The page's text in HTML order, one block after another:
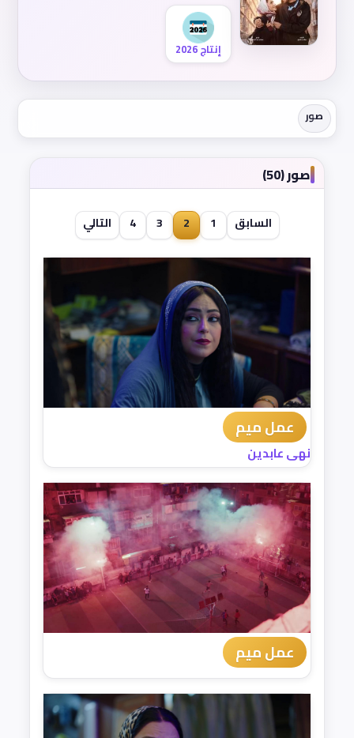
إنتاج 2026
صور
صور (50)
السابق 1
2
3
4 التالي
عمل ميم
نهى عابدين
عمل ميم